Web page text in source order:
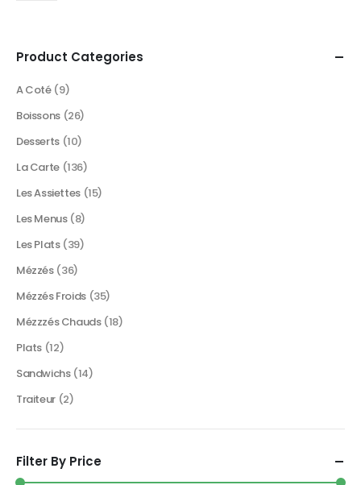
Product Categories
A Coté (9)
Boissons (26)
Desserts (10)
La Carte (136)
Les Assiettes (15)
Les Menus (8)
Les Plats (39)
Mézzés (36)
Mézzés Froids (35)
Mézzzés Chauds (18)
Plats (12)
Sandwichs (14)
Traiteur (2)
Filter By Price